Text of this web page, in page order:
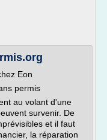
Eon
permis
au volant d'une
survenir. De
et il faut
la réparation